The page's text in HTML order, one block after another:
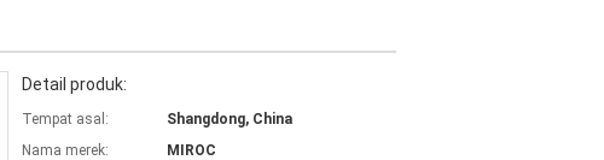
Detail produk:
Tempat asal:
Shangdong, China
Nama merek:
MIROC